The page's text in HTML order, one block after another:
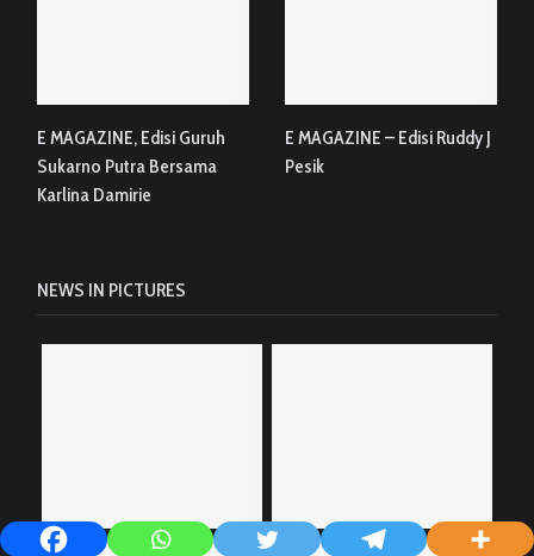
E MAGAZINE, Edisi Guruh
Sukarno Putra Bersama
Karlina Damirie
E MAGAZINE – Edisi Ruddy J
Pesik
NEWS IN PICTURES